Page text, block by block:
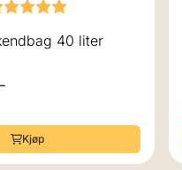
40 liter
Kjøp